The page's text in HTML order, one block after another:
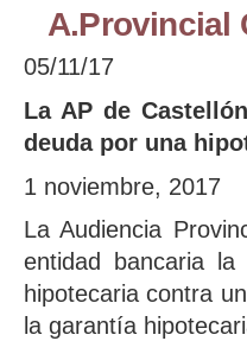
A.Provincial
05/11/17
La AP de
deuda por una
1 noviembre, 2017
La Audiencia
entidad bancaria la
hipotecaria contra
la garantía